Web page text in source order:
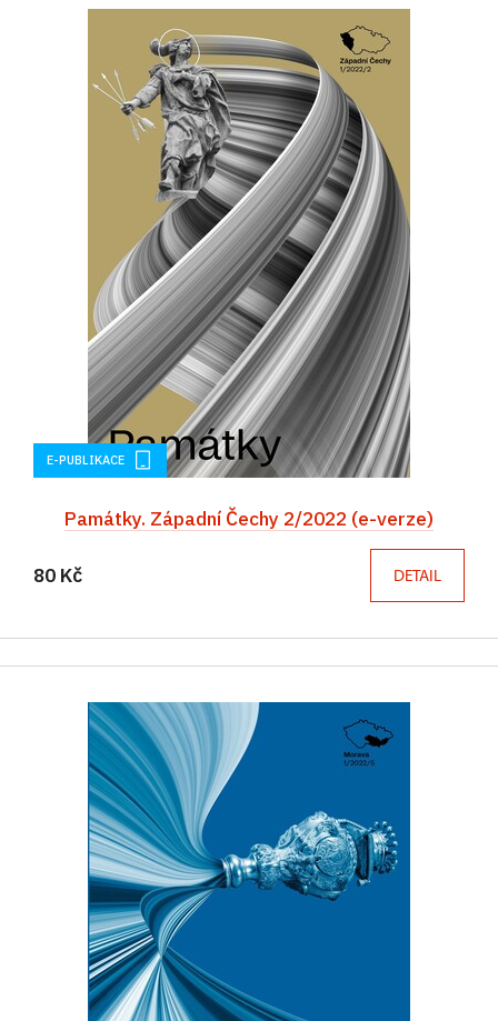
E-PUBLIKACE
Památky. Západní Čechy 2/2022 (e-verze)
80 Kč DETAIL